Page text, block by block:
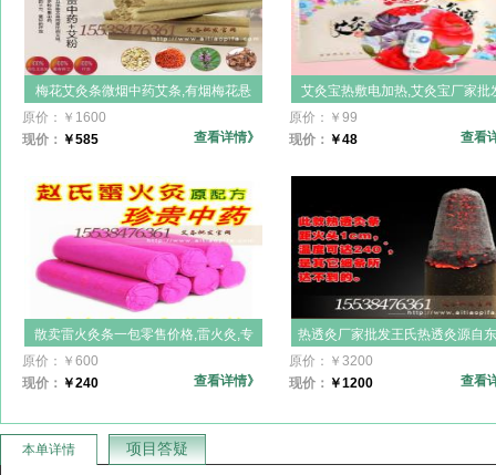
梅花艾灸条微烟中药艾条,有烟梅花悬
灸棒,美容院微烟艾条,微烟艾条,美容院
大艾条,五棱微有烟艾条,梅花香灸厂家
批发,美容保健院专供,养生馆艾条主订
原价： ￥ 1600
现价： ￥585 查看详情》
艾灸宝热敷电加热,艾灸宝厂家批
草药包内胆,艾炙宝电加热暖宫寒
养胃艾灸月经减肥祛湿灸宝灸
原价： ￥ 99
现价： ￥48 查看
散卖雷火灸条一包零售价格,雷火灸,专
业艾条批发定制贴牌扶阳灸真艾雷火灸
艾条,粗条雷火灸真艾,加药艾灸批发
原价： ￥ 600
现价： ￥240 查看详情》
热透灸厂家批发王氏热透灸源自
艾灸产品天然野生艾条艾绒艾柱
条五年陈南阳妇科宫寒
原价： ￥ 3200
现价： ￥1200 查看
本单详情 项目答疑